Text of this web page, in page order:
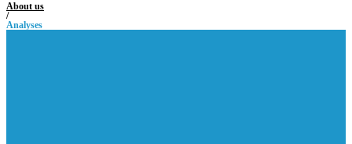
About us
/
Analyses